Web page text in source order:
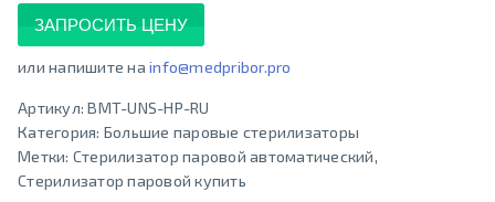
ЗАПРОСИТЬ ЦЕНУ
или напишите на info@medpribor.pro
Артикул:BMT-UNS-HP-RU
Категория: Большие паровые стерилизаторы
Метки: Стерилизатор паровой автоматический,
Стерилизатор паровой купить